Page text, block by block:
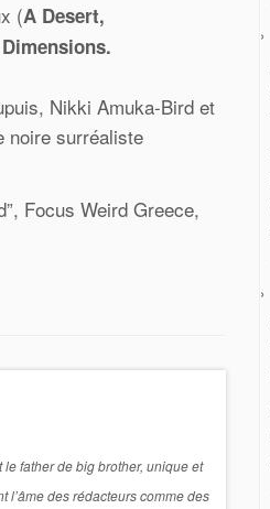
(A Desert,
Nikki Amuka-Bird et
noire surréaliste
Focus Weird Greece,
father de big brother, unique et
l’âme des rédacteurs comme des